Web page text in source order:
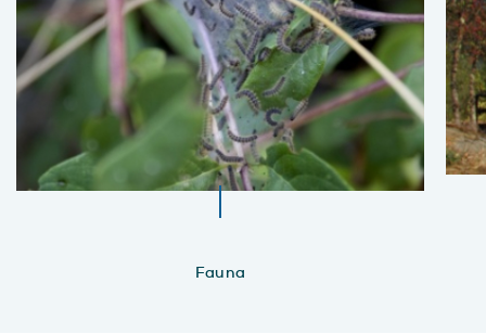
Fauna